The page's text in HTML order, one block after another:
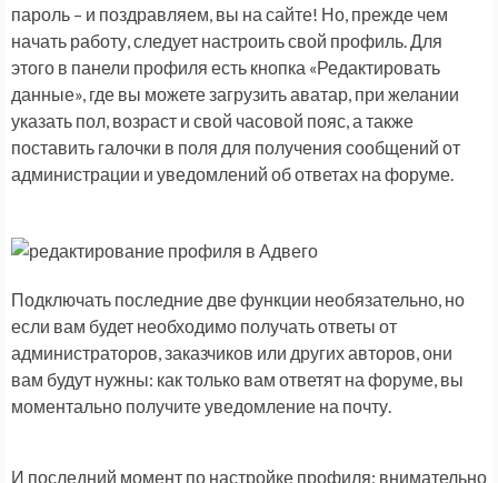
пароль – и поздравляем, вы на сайте! Но, прежде чем
начать работу, следует настроить свой профиль. Для
этого в панели профиля есть кнопка «Редактировать
данные», где вы можете загрузить аватар, при желании
указать пол, возраст и свой часовой пояс, а также
поставить галочки в поля для получения сообщений от
администрации и уведомлений об ответах на форуме.
Подключать последние две функции необязательно, но
если вам будет необходимо получать ответы от
администраторов, заказчиков или других авторов, они
вам будут нужны: как только вам ответят на форуме, вы
моментально получите уведомление на почту.
И последний момент по настройке профиля: внимательно